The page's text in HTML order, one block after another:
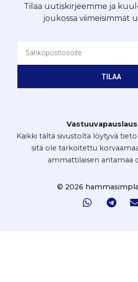
Tilaa uutiskirjeemme ja
joukossa viimeisimmät
TILAA
Kaikki tältä sivustolta löytyvä
sitä ole tarkoitettu
ammattilaisen antamaa
© 2026